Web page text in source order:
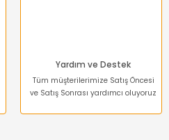
Yardım ve Destek
Tüm müşterilerimize Satış Öncesi
ve Satış Sonrası yardımcı oluyoruz